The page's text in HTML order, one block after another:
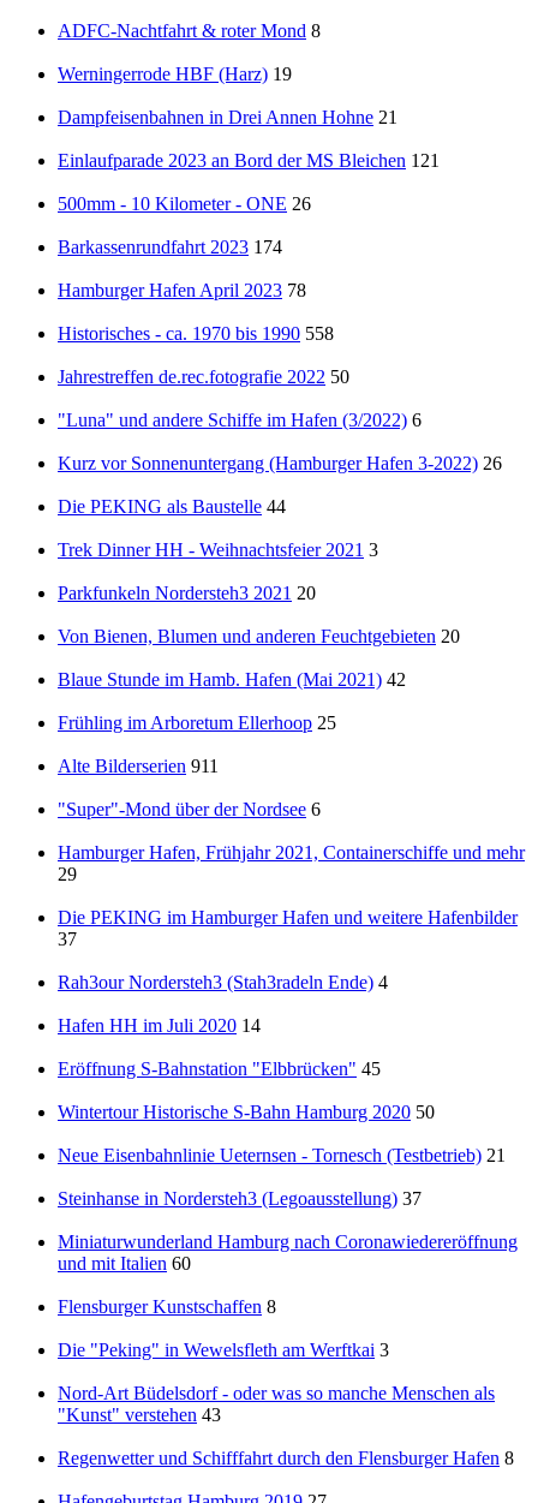
ADFC-Nachtfahrt & roter Mond 8
Werningerrode HBF (Harz) 19
Dampfeisenbahnen in Drei Annen Hohne 21
Einlaufparade 2023 an Bord der MS Bleichen 121
500mm - 10 Kilometer - ONE 26
Barkassenrundfahrt 2023 174
Hamburger Hafen April 2023 78
Historisches - ca. 1970 bis 1990 558
Jahrestreffen de.rec.fotografie 2022 50
"Luna" und andere Schiffe im Hafen (3/2022) 6
Kurz vor Sonnenuntergang (Hamburger Hafen 3-2022) 26
Die PEKING als Baustelle 44
Trek Dinner HH - Weihnachtsfeier 2021 3
Parkfunkeln Nordersteh3 2021 20
Von Bienen, Blumen und anderen Feuchtgebieten 20
Blaue Stunde im Hamb. Hafen (Mai 2021) 42
Frühling im Arboretum Ellerhoop 25
Alte Bilderserien 911
"Super"-Mond über der Nordsee 6
Hamburger Hafen, Frühjahr 2021, Containerschiffe und mehr
29
Die PEKING im Hamburger Hafen und weitere Hafenbilder
37
Rah3our Nordersteh3 (Stah3radeln Ende) 4
Hafen HH im Juli 2020 14
Eröffnung S-Bahnstation "Elbbrücken" 45
Wintertour Historische S-Bahn Hamburg 2020 50
Neue Eisenbahnlinie Ueternsen - Tornesch (Testbetrieb) 21
Steinhanse in Nordersteh3 (Legoausstellung) 37
Miniaturwunderland Hamburg nach Coronawiedereröffnung
und mit Italien 60
Flensburger Kunstschaffen 8
Die "Peking" in Wewelsfleth am Werftkai 3
Nord-Art Büdelsdorf - oder was so manche Menschen als
"Kunst" verstehen 43
Regenwetter und Schifffahrt durch den Flensburger Hafen 8